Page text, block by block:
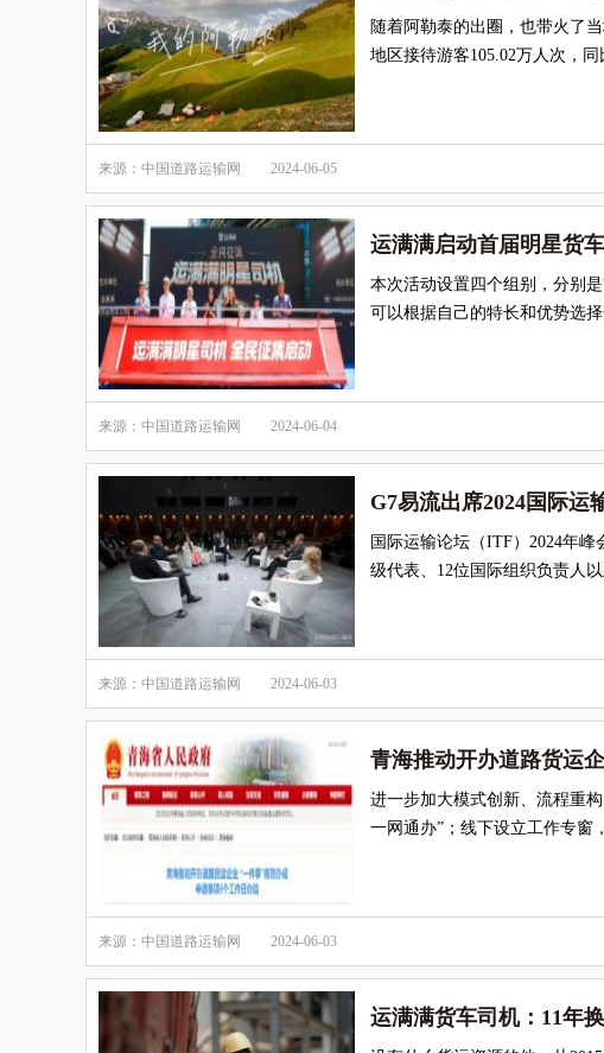
随着阿勒泰的出圈，也带火了
地区接待游客105.02万人次，
来源：中国道路运输网 2024-06-05
运满满启动首届明星货
本次活动设置四个组别，分别
可以根据自己的特长和优势选
来源：中国道路运输网 2024-06-04
G7易流出席2024国际运
国际运输论坛（ITF）2024年
级代表、12位国际组织负责人
来源：中国道路运输网 2024-06-03
青海推动开办道路货运
进一步加大模式创新、流程重
一网通办”；线下设立工作专窗
来源：中国道路运输网 2024-06-03
运满满货车司机：11年